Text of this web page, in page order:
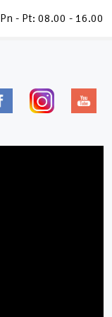
Pn - Pt: 08.00 - 16.00